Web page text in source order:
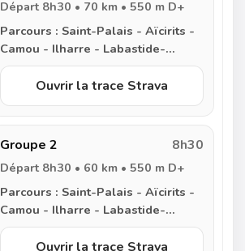
Départ 8h30 • 70 km • 550 m D+
Parcours :
Camou - Ilharre - Labastide-
Villefranche - Saint-Dos - Saint-
Pé de Leren - Peyrehorade - Sorde
l’Abbaye - Carresse - Escos -
Saint-Palais
Ouvrir la trace Strava
Groupe 2 8h30
Départ 8h30 • 60 km • 550 m D+
Parcours :
Camou - Ilharre - Labastide-
Villefranche - Saint-Dos - Saint-
Pé de Leren - Sorde l’Abbaye -
Ouvrir la trace Strava